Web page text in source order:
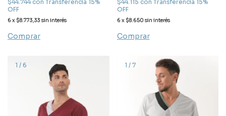
$44.744 con Transferencia 15%
OFF
6 x $8.773,33 sin interés
Comprar
$44.115 con Transferencia 15%
OFF
6 x $8.650 sin interés
Comprar
1 / 6 1 / 7